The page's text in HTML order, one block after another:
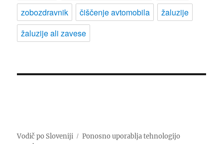
zobozdravnik
čiščenje avtomobila
žaluzije
žaluzije ali zavese
Vodič po Sloveniji
Ponosno uporablja tehnologijo